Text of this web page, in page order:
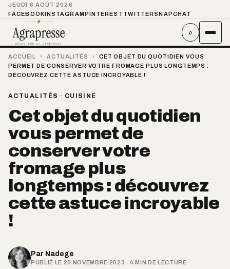
JEUDI 6 AOÛT 2026
FACEBOOKINSTAGRAMPINTEREST TWITTER SNAPCHAT
⌕
ACCUEIL › ACTUALITÉS ›
CET OBJET DU QUOTIDIEN VOUS
PERMET DE CONSERVER VOTRE FROMAGE PLUS LONGTEMPS :
DÉCOUVREZ CETTE ASTUCE INCROYABLE !
ACTUALITÉS · CUISINE
Cet objet du quotidien
vous permet de
conserver votre
fromage plus
longtemps : découvrez
cette astuce incroyable
!
Par Nadege
PUBLIÉ LE 20 NOVEMBRE 2023 · 4 MIN DE LECTURE